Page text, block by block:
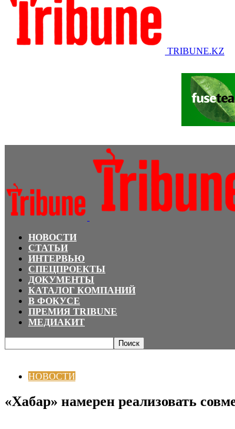
TRIBUNE.KZ
НОВОСТИ
СТАТЬИ
ИНТЕРВЬЮ
СПЕЦПРОЕКТЫ
ДОКУМЕНТЫ
КАТАЛОГ КОМПАНИЙ
В ФОКУСЕ
ПРЕМИЯ TRIBUNE
МЕДИАКИТ
НОВОСТИ
«Хабар» намерен реализовать